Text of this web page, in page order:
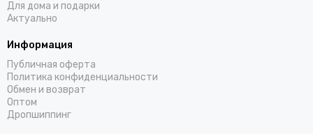
Для дома и подарки
Актуально
Информация
Публичная оферта
Политика конфиденциальности
Обмен и возврат
Оптом
Дропшиппинг